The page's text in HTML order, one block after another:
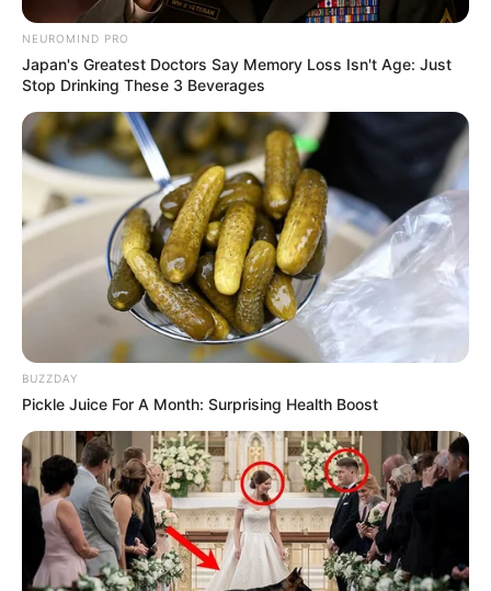
Serem! 9 Chat Ojek Online &
Pelanggan Ini Bikin Auto
Merinding
NEUROMIND PRO
Japan's Greatest Doctors Say Memory Loss Isn't Age: Just
Stop Drinking These 3 Beverages
BUZZDAY
Pickle Juice For A Month: Surprising Health Boost